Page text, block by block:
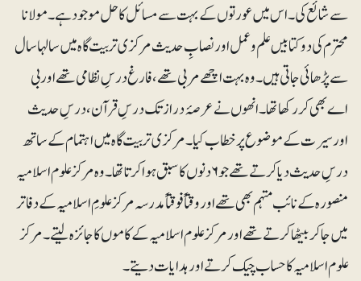
سے شائع کی۔ اس میں عورتوں کے بہت سے مسائل کا حل مو جو د ہے ۔ مولانا
محترم کی دو کتابیں علم و عمل اور نصابِ حدیث مر کزی تربیت گاہ میں سالہا سال
سے پڑھائی جا تی ہیں۔ وہ بہت اچھے مربی تھے، فا رغ درسِ نظامی تھے اور بی
اے بھی کر رکھا تھا۔ انھوں نے عرصۂ دراز تک درسِ قرآن، درسِ حدیث
اور سیرت کے مو ضوع پر خطاب کیا۔ مرکزی تربیت گاہ میں اہتمام کے ساتھ
درسِ حدیث دیا کر تے تھے جو ۶ دنوں کا سبق ہوا کرتا تھا۔ وہ مرکز علوم اسلامیہ
منصورہ کے نائب مہتمم بھی تھے اور وقتاً فوقتاً مدرسہ مرکز علومِ اسلامیہ کے دفاتر
میں جا کر بیٹھا کر تے تھے اور مرکز علوم اسلامیہ کے کاموں کا جائزہ لیتے۔ مرکز
علوم اسلامیہ کا حساب چیک کرتے اور ہدایات دیتے۔